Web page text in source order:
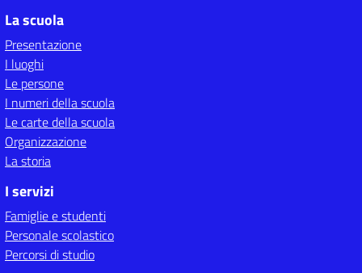
La scuola
Presentazione
I luoghi
Le persone
I numeri della scuola
Le carte della scuola
Organizzazione
La storia
I servizi
Famiglie e studenti
Personale scolastico
Percorsi di studio